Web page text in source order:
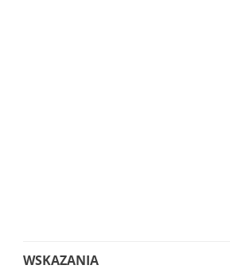
WSKAZANIA